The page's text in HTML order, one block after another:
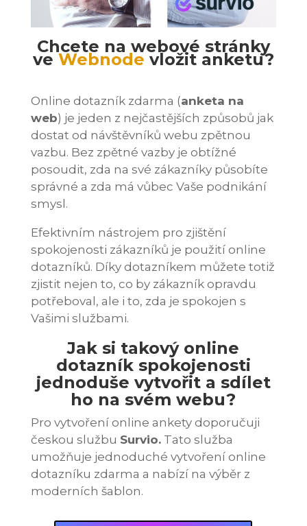
Chcete na webové stránky
ve Webnode vložit anketu?
Online dotazník zdarma (anketa na
web) je jeden z nejčastějších způsobů jak
dostat od návštěvníků webu zpětnou
vazbu. Bez zpětné vazby je obtížné
posoudit, zda na své zákazníky působíte
správné a zda má vůbec Vaše podnikání
smysl.
Efektivním nástrojem pro zjištění
spokojenosti zákazníků je použití online
dotazníků. Díky dotazníkem můžete totiž
zjistit nejen to, co by zákazník opravdu
potřeboval, ale i to, zda je spokojen s
Vašimi službami.
Jak si takový online
dotazník spokojenosti
jednoduše vytvořit a sdílet
ho na svém webu?
Pro vytvoření online ankety doporučuji
českou službu Survio.Tato služba
umožňuje jednoduché vytvoření online
dotazníku zdarma a nabízí na výběr z
moderních šablon.